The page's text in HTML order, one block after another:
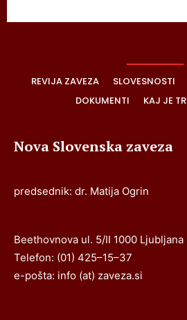
REVIJA ZAVEZA SLOVESNOSTI
DOKUMENTI
KAJ JE
Nova Slovenska zaveza
predsednik: dr. Matija Ogrin
Beethovnova ul. 5/II 1000 Ljubljana
Telefon: (01) 425–15–37
e-pošta: info (at) zaveza.si